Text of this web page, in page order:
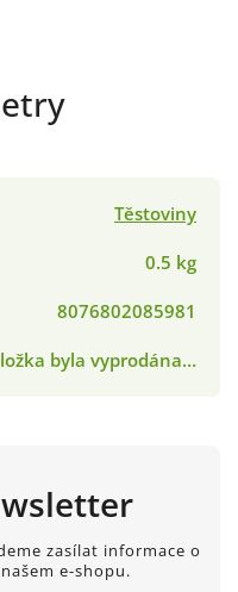
Těstoviny
0.5 kg
8076802085981
byla vyprodána…
zasílat informace o
e-shopu.